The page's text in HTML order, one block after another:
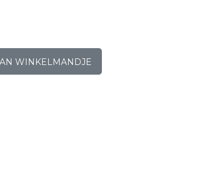
WINKELMANDJE